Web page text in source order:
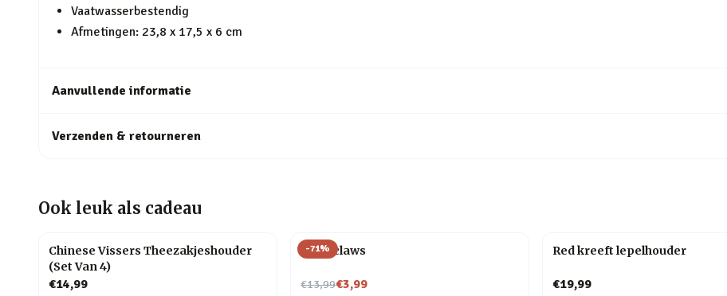
Vaatwasserbestendig
Afmetingen: 23,8 x 17,5 x 6 cm
Aanvullende informatie
Verzenden & retourneren
Ook leuk als cadeau
Chinese Vissers Theezakjeshouder
(Set Van 4)
€14,99
-71%
Meat claws
€13,99
Nu voor€3,99
Red kreeft lepelhouder
€19,99